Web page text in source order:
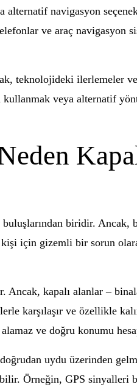
navigasyon
ve araç navigasyon
teknolojideki ilerlemeler
kullanmak veya alternatif
biridir.
için gizemli bir sorun
kapalı alanlar –
karşılaşır ve özellikle
ve doğru konumu
uydu üzerinden
Örneğin, GPS sinyalleri